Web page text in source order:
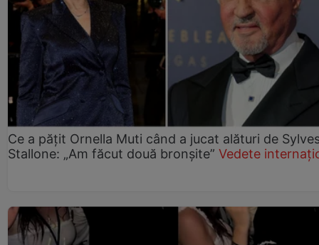
Ce a pățit Ornella Muti când a jucat alături de
Stallone: „Am făcut două bronșite” Vedete